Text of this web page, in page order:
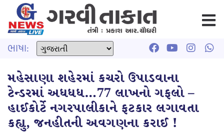
ભાષા:
મહેસાણા શહેરમાં કચરો ઉપાડવાના
ટેન્ડરમાં અધધધ…77 લાખનો ગફલો –
હાઈકોર્ટે નગરપાલીકાને ફટકાર લગાવતા
કહ્યુ, જનહીતની અવગણના કરાઈ !